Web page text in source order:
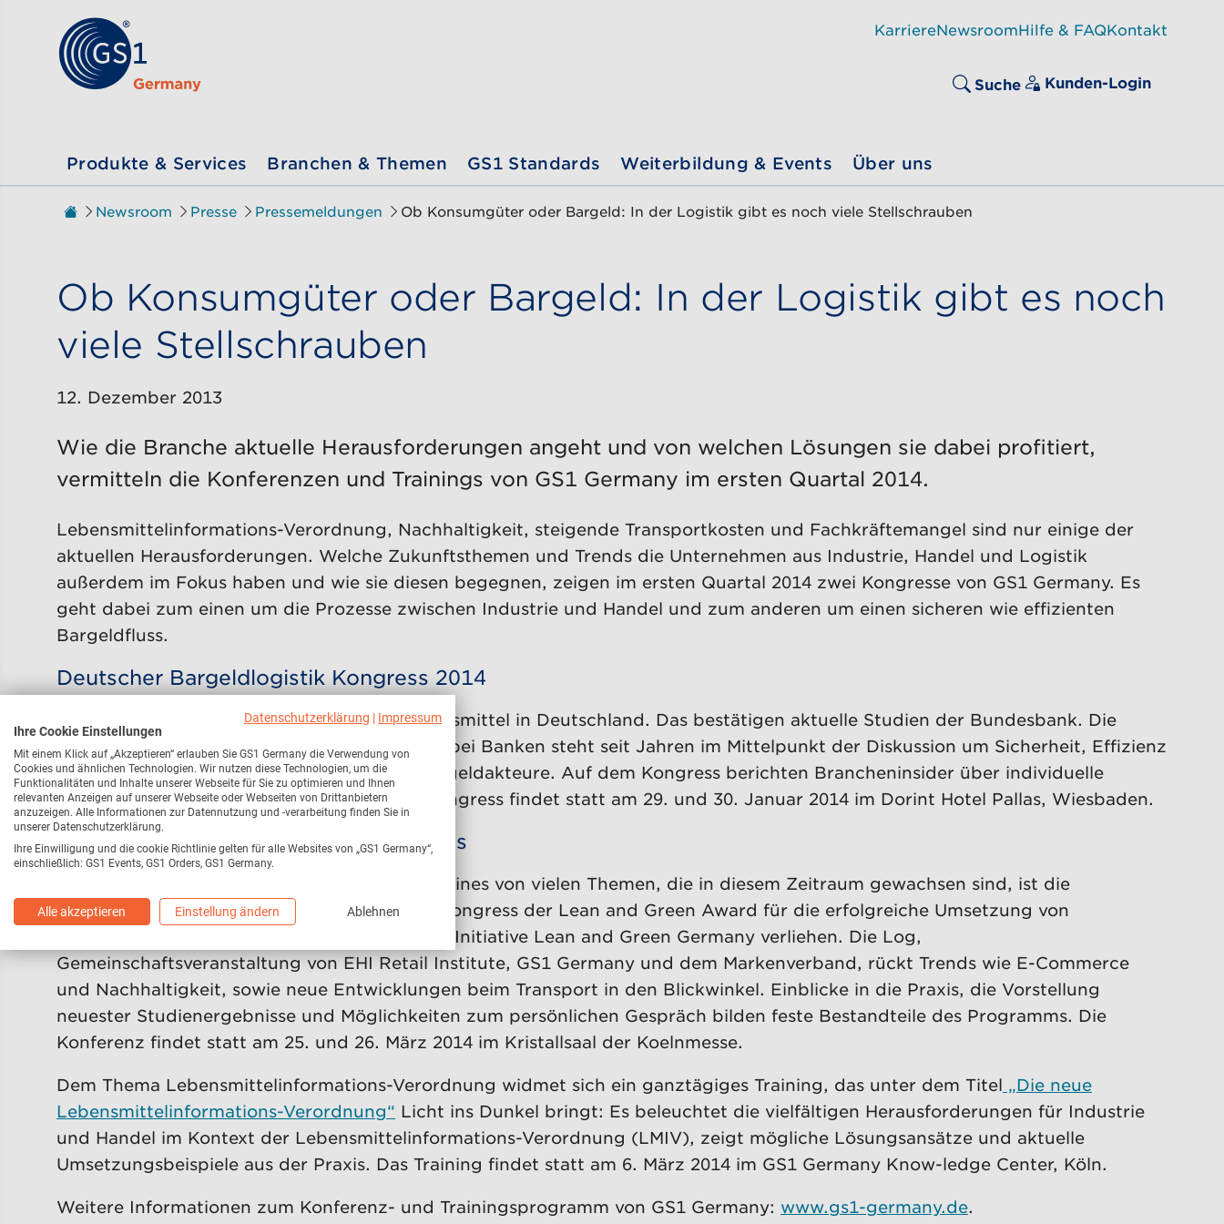
Zum Inhalt gehen
KarriereNewsroomHilfe & FAQKontakt
Suche Kunden-Login
Produkte & Services Branchen & Themen GS1 Standards Weiterbildung & Events Über uns
Sie sind hier:
Zur Startseite
Newsroom Presse Pressemeldungen Ob Konsumgüter oder Bargeld: In der Logistik gibt es noch viele Stellschrauben
Ob Konsumgüter oder Bargeld: In der Logistik gibt es noch
viele Stellschrauben
12. Dezember 2013
Wie die Branche aktuelle Herausforderungen angeht und von welchen Lösungen sie dabei profitiert,
vermitteln die Konferenzen und Trainings von GS1 Germany im ersten Quartal 2014.
Lebensmittelinformations-Verordnung, Nachhaltigkeit, steigende Transportkosten und Fachkräftemangel sind nur einige der
aktuellen Herausforderungen. Welche Zukunftsthemen und Trends die Unternehmen aus Industrie, Handel und Logistik
außerdem im Fokus haben und wie sie diesen begegnen, zeigen im ersten Quartal 2014 zwei Kongresse von GS1 Germany. Es
geht dabei zum einen um die Prozesse zwischen Industrie und Handel und zum anderen um einen sicheren wie effizienten
Bargeldfluss.
Deutscher Bargeldlogistik Kongress 2014
Bargeld ist und bleibt das wichtigste Zahlungsmittel in Deutschland. Das bestätigen aktuelle Studien der Bundesbank. Die
dazugehörige Bargeldlogistik im Handel und bei Banken steht seit Jahren im Mittelpunkt der Diskussion um Sicherheit, Effizienz
und Kostenbelastungen für die einzelnen Bargeldakteure. Auf dem Kongress berichten Brancheninsider über individuelle
Lösungen beim Bargeldmanagement. Der Kongress findet statt am 29. und 30. Januar 2014 im Dorint Hotel Pallas, Wiesbaden.
Log 2014: 20. Handelslogistik Kongress
Die Log feiert ihr zwanzigjähriges Jubiläum. Eines von vielen Themen, die in diesem Zeitraum gewachsen sind, ist die
Nachhaltigkeit. Erstmalig wird nun auf dem Kongress der Lean and Green Award für die erfolgreiche Umsetzung von
Nachhaltigkeit in der Logistik im Rahmen der Initiative Lean and Green Germany verliehen. Die Log,
Gemeinschaftsveranstaltung von EHI Retail Institute, GS1 Germany und dem Markenverband, rückt Trends wie E-Commerce
und Nachhaltigkeit, sowie neue Entwicklungen beim Transport in den Blickwinkel. Einblicke in die Praxis, die Vorstellung
neuester Studienergebnisse und Möglichkeiten zum persönlichen Gespräch bilden feste Bestandteile des Programms. Die
Konferenz findet statt am 25. und 26. März 2014 im Kristallsaal der Koelnmesse.
Dem Thema Lebensmittelinformations-Verordnung widmet sich ein ganztägiges Training, das unter dem Titel „Die neue
Lebensmittelinformations-Verordnung“ Licht ins Dunkel bringt: Es beleuchtet die vielfältigen Herausforderungen für Industrie
und Handel im Kontext der Lebensmittelinformations-Verordnung (LMIV), zeigt mögliche Lösungsansätze und aktuelle
Umsetzungsbeispiele aus der Praxis. Das Training findet statt am 6. März 2014 im GS1 Germany Know-ledge Center, Köln.
Weitere Informationen zum Konferenz- und Trainingsprogramm von GS1 Germany: www.gs1-germany.de.
Datenschutzerklärung | Impressum
Ihre Cookie Einstellungen
Mit einem Klick auf „Akzeptieren“ erlauben Sie GS1 Germany die Verwendung von
Cookies und ähnlichen Technologien. Wir nutzen diese Technologien, um die
Funktionalitäten und Inhalte unserer Webseite für Sie zu optimieren und Ihnen
relevanten Anzeigen auf unserer Webseite oder Webseiten von Drittanbietern
anzuzeigen. Alle Informationen zur Datennutzung und -verarbeitung finden Sie in
unserer Datenschutzerklärung.
Ihre Einwilligung und die cookie Richtlinie gelten für alle Websites von „GS1 Germany“,
einschließlich: GS1 Events, GS1 Orders, GS1 Germany.
Alle akzeptieren Einstellung ändern Ablehnen